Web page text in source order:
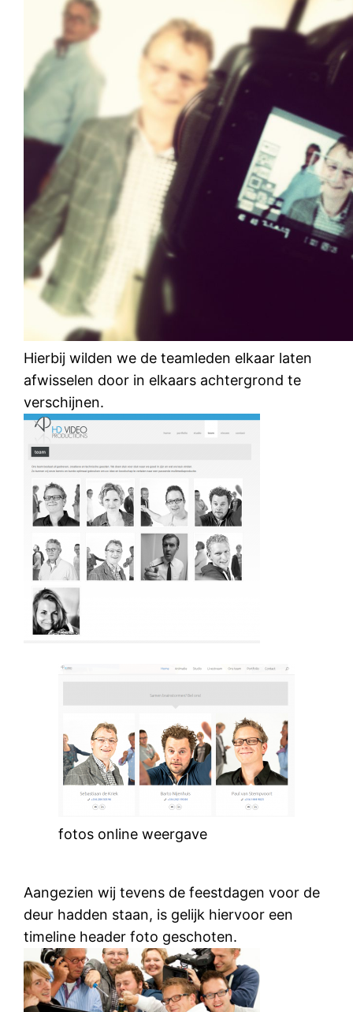
Hierbij wilden we de teamleden elkaar laten
afwisselen door in elkaars achtergrond te
verschijnen.
fotos online weergave
Aangezien wij tevens de feestdagen voor de
deur hadden staan, is gelijk hiervoor een
timeline header foto geschoten.